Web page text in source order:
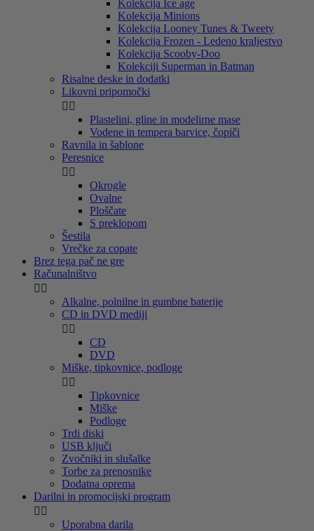
Kolekcija Ice age
Kolekcija Minions
Kolekcija Looney Tunes & Tweety
Kolekcija Frozen - Ledeno kraljestvo
Kolekcija Scooby-Doo
Kolekciji Superman in Batman
Risalne deske in dodatki
Likovni pripomočki
 
Plastelini, gline in modelirne mase
Vodene in tempera barvice, čopiči
Ravnila in šablone
Peresnice
 
Okrogle
Ovalne
Ploščate
S preklopom
Šestila
Vrečke za copate
Brez tega pač ne gre
Računalništvo
 
Alkalne, polnilne in gumbne baterije
CD in DVD mediji
 
CD
DVD
Miške, tipkovnice, podloge
 
Tipkovnice
Miške
Podloge
Trdi diski
USB ključi
Zvočniki in slušalke
Torbe za prenosnike
Dodatna oprema
Darilni in promocijski program
 
Uporabna darila